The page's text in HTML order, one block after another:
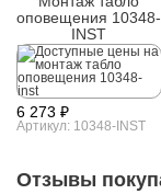
оповещения 10348-
INST
6 273 ₽
Артикул: 10348-INST
Отзывы